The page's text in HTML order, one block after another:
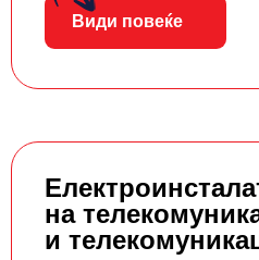
Види повеќе
на
и